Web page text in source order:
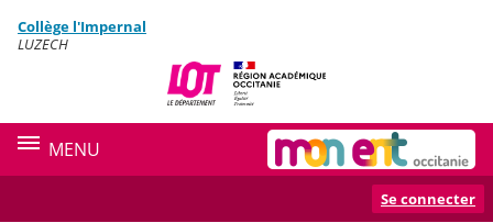
Menu de la rubrique
Contenu
Collège l'Impernal
LUZECH
MENU
Se connecter